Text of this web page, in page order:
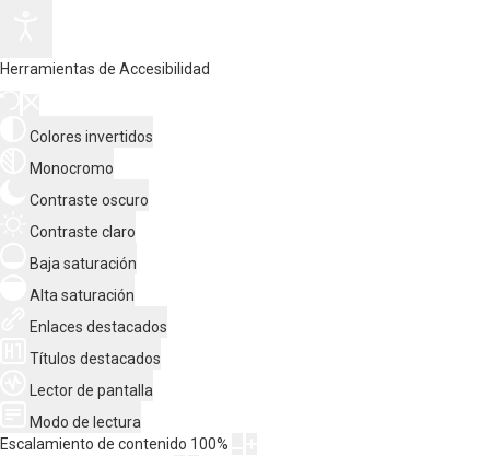
Herramientas de Accesibilidad
Colores invertidos
Monocromo
Contraste oscuro
Contraste claro
Baja saturación
Alta saturación
Enlaces destacados
Títulos destacados
Lector de pantalla
Modo de lectura
Escalamiento de contenido 100%